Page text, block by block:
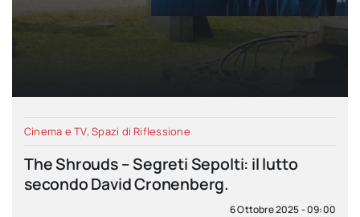
Cinema e TV,Spazi di Riflessione
The Shrouds – Segreti Sepolti: il lutto
secondo David Cronenberg.
6 Ottobre 2025 - 09:00